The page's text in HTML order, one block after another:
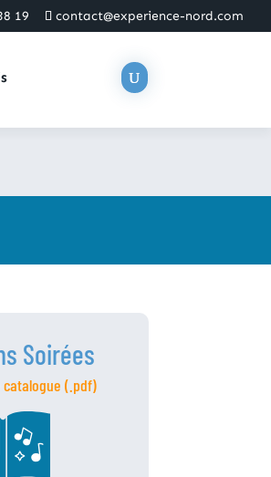
19 contact@experience-nord.com
Soirées
(.pdf)